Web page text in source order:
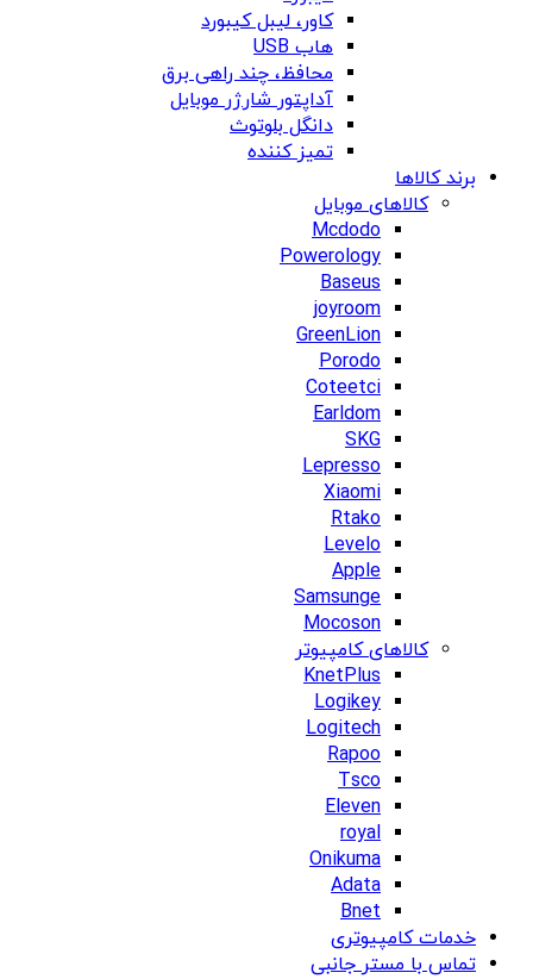
کاور، لیبل کیبورد
هاب USB
محافظ، چند راهی برق
آداپتور شارژر موبایل
دانگل بلوتوث
تمیز کننده
برند کالاها
کالاهای موبایل
Mcdodo
Powerology
Baseus
joyroom
GreenLion
Porodo
Coteetci
Earldom
SKG
Lepresso
Xiaomi
Rtako
Levelo
Apple
Samsunge
Mocoson
کالاهای کامپیوتر
KnetPlus
Logikey
Logitech
Rapoo
Tsco
Eleven
royal
Onikuma
Adata
Bnet
خدمات کامپیوتری
تماس با مستر جانبی